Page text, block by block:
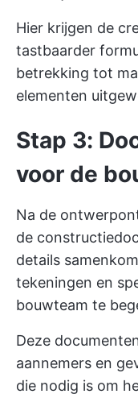
Hier krijgen de
tastbaarder
betrekking tot
elementen
Stap 3:
voor de
Na de
de
details
tekeningen en
bouwteam te
Deze
aannemers en
die nodig is om